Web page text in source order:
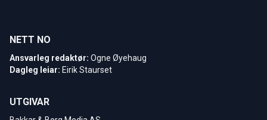
NETT NO
Ansvarleg redaktør: Ogne Øyehaug
Dagleg leiar: Eirik Staurset
UTGIVAR